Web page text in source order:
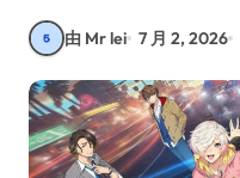
由 Mr lei 7 月 2, 2026